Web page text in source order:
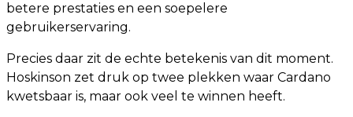
betere prestaties en een soepelere
gebruikerservaring.
Precies daar zit de echte betekenis van dit moment.
Hoskinson zet druk op twee plekken waar Cardano
kwetsbaar is, maar ook veel te winnen heeft.